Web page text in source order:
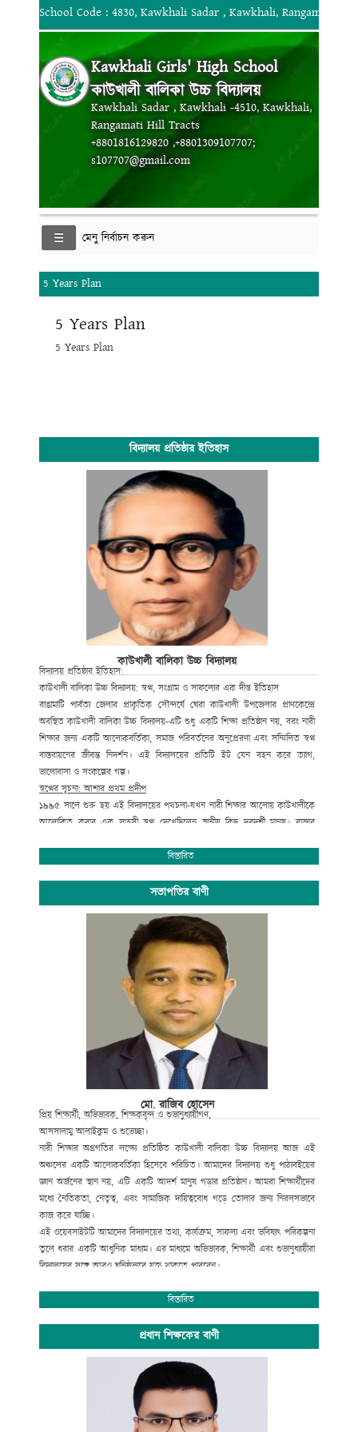
School Code : 4830, Kawkhali Sadar , Kawkhali, Rangamati Hill
Kawkhali Girls' High School
কাউখালী বালিকা উচ্চ বিদ্যালয়
Kawkhali Sadar , Kawkhali -4510, Kawkhali,
Rangamati Hill Tracts
+8801816129820 ,+8801309107707;
s107707@gmail.com
মেনু নির্বাচন করুন
5 Years Plan
5 Years Plan
5 Years Plan
বিদ্যালয় প্রতিষ্ঠার ইতিহাস
কাউখালী বালিকা উচ্চ বিদ্যালয়
বিদ্যালয়প্রতিষ্ঠার ইতিহাস:
কাউখালী বালিকা উচ্চ বিদ্যালয়: স্বপ্ন,সংগ্রাম ও সাফল্যের এক দীপ্ত ইতিহাস
রাঙামাটি পার্বত্য জেলার প্রাকৃতিক সৌন্দর্যে ঘেরা কাউখালী উপজেলার প্রাণকেন্দ্রে
অবস্থিত কাউখালী বালিকা উচ্চ বিদ্যালয়-এটি শুধু একটি শিক্ষা প্রতিষ্ঠান নয়,বরং নারী
শিক্ষার জন্য একটি আলোকবর্তিকা,সমাজ পরিবর্তনের অনুপ্রেরণা এবং সম্মিলিত স্বপ্ন
বাস্তবায়নের জীবন্ত নিদর্শন। এই বিদ্যালয়ের প্রতিটি ইট যেন বহন করে ত্যাগ,
ভালোবাসা ও সংকল্পের গল্প।
স্বপ্নের সূচনা: আশার প্রথম প্রদীপ
১৯৯৫ সালে শুরু হয় এই বিদ্যালয়ের পথচলা-যখন নারী শিক্ষার আলোয় কাউখালীকে
আলোকিত করার এক সাহসী স্বপ্ন দেখেছিলেন স্থানীয় কিছু দূরদর্শী মানুষ। বাজার
যেখানে একটি পরিত্যক্ত বাজার শেডকেই রূপ দেওয়া হয় শ্রেণিকক্ষে। সরল কিন্তু
বিদ্যালয় প্রতিষ্ঠার মূল নায়ক ছিলেন তৎকালীন স্থানীয় সরকার পরিষদের সদস্য মরহুম
রুহুল আমিন চেয়ারম্যান। তাঁর অদম্য উৎসাহ,নিরলস প্রচেষ্টা এবং নারীর ক্ষমতায়নে
বিশ্বাস ছিল বিদ্যালয়টির বাস্তব রূপ দেওয়ার পেছনে প্রধান চালিকাশক্তি। তাঁর পাশে
ছিলেন এলাকার অনেক গণ্যমান্য ব্যক্তি
যারা এই উদ্যোগে অংশ নিয়ে ইতিহাস রচনা
নেতৃত্ব ও নিষ্ঠার উত্তরাধিকার
বিদ্যালয়ের প্রথম প্রধান শিক্ষক মিসেস কলি চক্রবর্তীর সংক্ষিপ্ত দায়িত্বের পর
আসেন স্বপ্নবান শিক্ষাবিদ এবং স্থানীয় সরকার পরিষদের প্রাক্তন চেয়ারম্যান প্রয়াত
পারিজাত কুসুম চাকমা। তাঁর দক্ষ পরিচালনা ও শিক্ষার প্রতি আন্তরিক ভালোবাসা
বিদ্যালয়টির ভিত শক্ত করে। তাঁর হাত ধরেই বিদ্যালয়টি এগিয়ে যায় একটি মানসম্মত
শিক্ষাপ্রতিষ্ঠান হিসেবে আত্মপ্রকাশের পথে।
পরবর্তীতে ধারাবাহিকভাবে বিদ্যালয় পরিচালনায় নেতৃত্ব দেন:
• মোঃ ওমর ফারুক (১৯৯৯-২০০০)
• আলী আহমদ (২০০০-২০০৪)
• আনোয়ার হোসেন (২০০৪-২০১০)
• মোহাম্মদ নজরুল ইসলাম (২০১০-২০১২
, ভারপ্রাপ্ত)
• মোহাম্মদ আবদুল কাদের (২০১২-অদ্যাবধি)
তাঁদের প্রতিজনের নেতৃত্বে বিদ্যালয়টি শুধু বেড়েছে আকারে নয়, উন্নত হয়েছে গুণে ও
মর্যাদায়।
প্রতিষ্ঠান নয় ,এক আন্দোলন: নারী শিক্ষার আলোকযাত্রা
একটি পরিত্যক্ত শেড থেকে আধুনিক শ্রেণিকক্ষে রূপান্তর-এই যাত্রা ছিল এক সাহসী
পদক্ষেপ। শিক্ষার প্রতি অটল প্রতিশ্রুতি ও জনসম্পৃক্ততার এই দৃষ্টান্ত প্রমাণ করে
ওঠে এলাকার কন্যাশিশুদের জন্য আশার আলো,স্বপ্ন দেখার সাহস।
অর্জনের মাইলফলক
• ১৯৯৯ সালে নিম্ন মাধ্যমিক বিদ্যালয় হিসেবে স্বীকৃতি।
• ২০০০ সালে নিম্ন মাধ্যমিক পর্যায়ে এমপিওভুক্তি (স্মারক নং:
শা:৪/১জি-১০/৯৯/৬৯-শিক্ষা)।
• ২০০৪ সালে পূর্ণাঙ্গ মাধ্যমিক বিদ্যালয় হিসেবে স্বীকৃতি।
• ২০২২ সালে মাধ্যমিক পর্যায়ে এমপিওভুক্তি (স্মারক নং:
৩৭.০০.০০০০.০৭৪.০০২.০০৫.২০২১.১৫৮)।
এসব অর্জন বিদ্যালয়টির প্রশাসনিক স্থিতিশীলতা এবং শিক্ষাগত মান নিশ্চিত করতে
বিস্তারিত
সভাপতির বাণী
মো. রাজিব হোসেন
প্রিয় শিক্ষার্থী, অভিভাবক, শিক্ষকবৃন্দ ও শুভানুধ্যায়ীগণ,
আসসালামু আলাইকুম ও শুভেচ্ছা।
নারী শিক্ষার অগ্রগতির লক্ষ্যে প্রতিষ্ঠিত কাউখালী বালিকা উচ্চ বিদ্যালয় আজ এই
অঞ্চলের একটি আলোকবর্তিকা হিসেবে পরিচিত। আমাদের বিদ্যালয় শুধু পাঠ্যবইয়ের
জ্ঞান অর্জনের স্থান নয়, এটি একটি আদর্শ মানুষ গড়ার প্রতিষ্ঠান। আমরা শিক্ষার্থীদের
মধ্যে নৈতিকতা, নেতৃত্ব, এবং সামাজিক দায়িত্ববোধ গড়ে তোলার জন্য নিরলসভাবে
কাজ করে যাচ্ছি।
এই ওয়েবসাইটটি আমাদের বিদ্যালয়ের তথ্য, কার্যক্রম, সাফল্য এবং ভবিষ্যৎ পরিকল্পনা
তুলে ধরার একটি আধুনিক মাধ্যম। এর মাধ্যমে অভিভাবক, শিক্ষার্থী এবং শুভানুধ্যায়ীরা
বিদ্যালয়ের সঙ্গে আরও ঘনিষ্ঠভাবে যুক্ত থাকতে পারবেন।
সৃজনশীলতাকে বিকশিত করতে আমাদের শিক্ষকবৃন্দ আন্তরিকভাবে কাজ করে
ও দোয়া কামনা করছি, যেন আমরা একসাথে একটি শিক্ষাবান্ধব, মানবিক ও উন্নত
সমাজ গড়ে তুলতে পারি।
বিস্তারিত
প্রধান শিক্ষকের বাণী